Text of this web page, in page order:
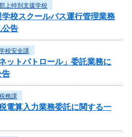
上特別支援学校
校スクールバス運行管理業務
公告
校安全課
ットパトロール」委託業務に
告
務課
算入力業務委託に関する一